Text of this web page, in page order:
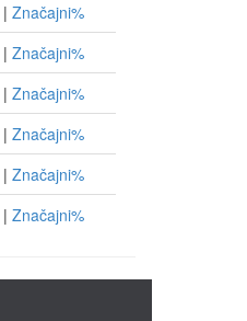
| Značajni%
| Značajni%
| Značajni%
| Značajni%
| Značajni%
| Značajni%